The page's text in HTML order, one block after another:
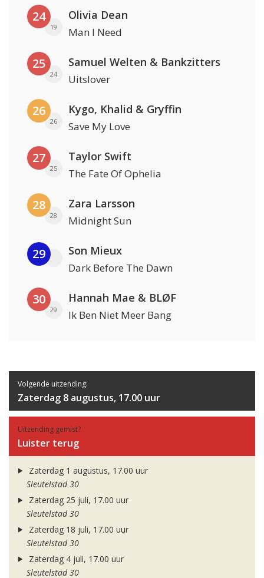
24
19
Olivia Dean
Man I Need
25
24
Samuel Welten & Bankzitters
Uitslover
26
26
Kygo, Khalid & Gryffin
Save My Love
27
25
Taylor Swift
The Fate Of Ophelia
28
28
Zara Larsson
Midnight Sun
29 Son Mieux
Dark Before The Dawn
30
29
Hannah Mae & BLØF
Ik Ben Niet Meer Bang
Volgende uitzending:
Zaterdag 8 augustus, 17.00 uur
Uitzending gemist?
Luister terug
Zaterdag 1 augustus, 17.00 uur
Sleutelstad 30
Zaterdag 25 juli, 17.00 uur
Sleutelstad 30
Zaterdag 18 juli, 17.00 uur
Sleutelstad 30
Zaterdag 4 juli, 17.00 uur
Sleutelstad 30